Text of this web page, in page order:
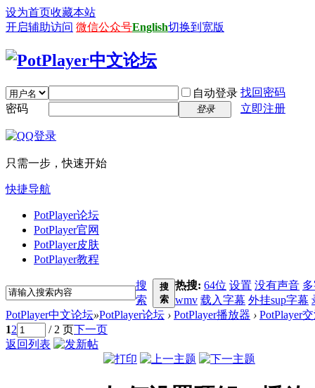
设为首页收藏本站
开启辅助访问 微信公众号English切换到宽版
自动登录 找回密码
密码
登录 立即注册
只需一步，快速开始
快捷导航
PotPlayer论坛
PotPlayer官网
PotPlayer皮肤
PotPlayer教程
搜
索
搜
索
热搜: 64位 设置 没有声音
wmv 载入字幕 外挂sup字幕
PotPlayer中文论坛»PotPlayer论坛 › PotPlayer播放器 › PotPlayer
12 / 2 页下一页
返回列表